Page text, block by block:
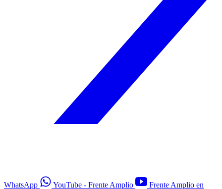
WhatsApp YouTube - Frente Amplio
Frente Amplio en